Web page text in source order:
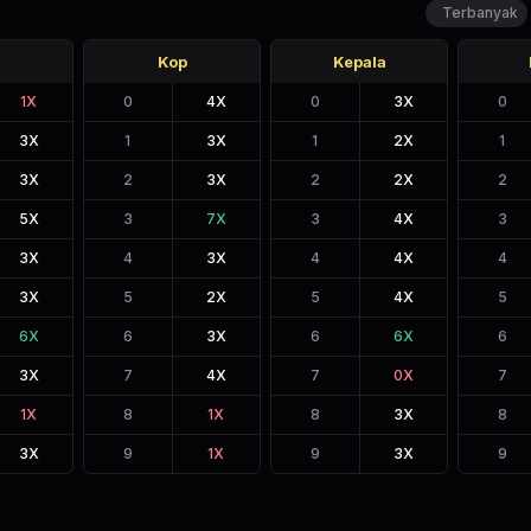
Terbanyak
1X
3X
3X
5X
3X
3X
6X
3X
1X
3X
Kop
0
1
2
3
4
5
6
7
8
9
4X
3X
3X
7X
3X
2X
3X
4X
1X
1X
Kepala
0
1
2
3
4
5
6
7
8
9
3X
2X
2X
4X
4X
4X
6X
0X
3X
3X
0
1
2
3
4
5
6
7
8
9